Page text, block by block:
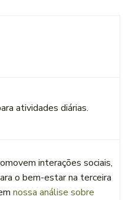
atividades diárias.
interações sociais,
o bem-estar na terceira
nossa análise sobre